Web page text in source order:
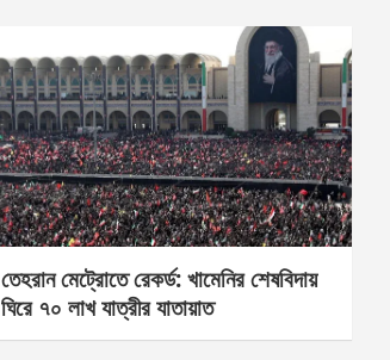
তেহরান মেট্রোতে রেকর্ড: খামেনির শেষবিদায়
ঘিরে ৭০ লাখ যাত্রীর যাতায়াত